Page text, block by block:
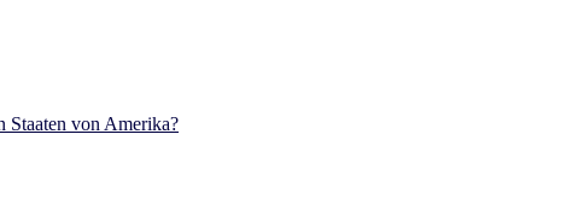
Staaten von Amerika?